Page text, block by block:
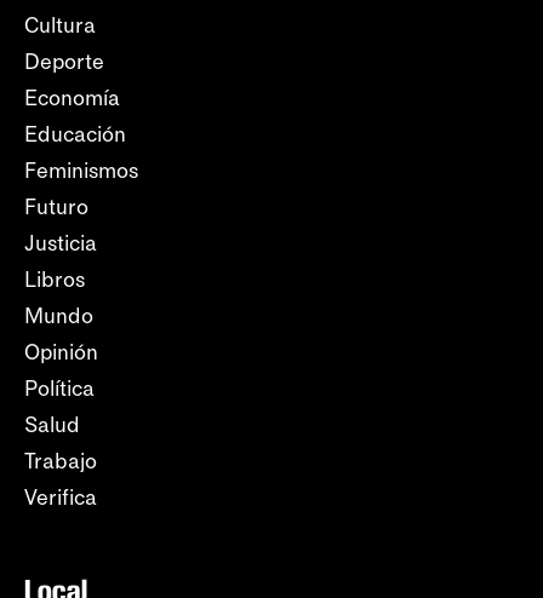
Cultura
Deporte
Economía
Educación
Feminismos
Futuro
Justicia
Libros
Mundo
Opinión
Política
Salud
Trabajo
Verifica